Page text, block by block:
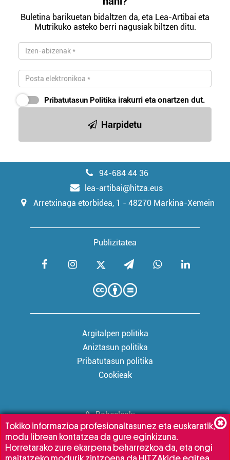
Buletina barikuetan bidaltzen da, eta Lea-Artibai eta
Mutrikuko asteko berri nagusiak biltzen ditu.
Pribatutasun Politika irakurri eta onartzen dut.
Harpidetu
94-684 44 36
lea-artibai@hitza.eus
Arretxinaga etorbidea, 1 - 48270 Markina-Xemein
Publizitatea
Argitalpen politika
Aniztasun politika
Pribatutasun politika
Cookieak
Babesleak:
Tokiko informazioa profesionaltasunez eta euskaratik,
modu librean kontatzea da gure eginkizuna.
Horretarako zure ekarpena beharrezkoa da, eta ongi